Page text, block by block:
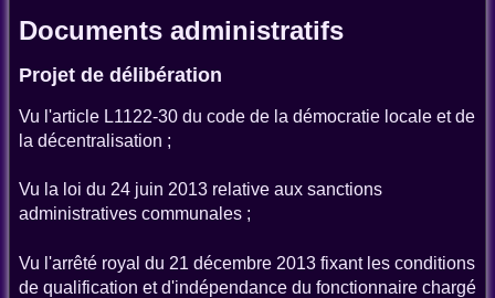
Documents administratifs
Projet de délibération
Vu l'article L1122-30 du code de la démocratie locale et de
la décentralisation ;
Vu la loi du 24 juin 2013 relative aux sanctions
administratives communales ;
Vu l'arrêté royal du 21 décembre 2013 fixant les conditions
de qualification et d'indépendance du fonctionnaire chargé